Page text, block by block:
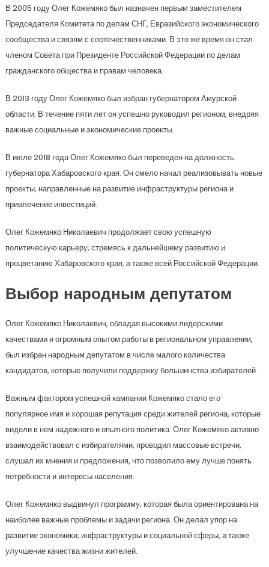
В 2005 году Олег Кожемяко был назначен первым заместителем
Председателя Комитета по делам СНГ, Евразийского экономического
сообщества и связям с соотечественниками. В это же время он стал
членом Совета при Президенте Российской Федерации по делам
гражданского общества и правам человека.
В 2013 году Олег Кожемяко был избран губернатором Амурской
области. В течение пяти лет он успешно руководил регионом, внедряя
важные социальные и экономические проекты.
В июле 2018 года Олег Кожемяко был переведен на должность
губернатора Хабаровского края. Он смело начал реализовывать новые
проекты, направленные на развитие инфраструктуры региона и
привлечение инвестиций.
Олег Кожемяко Николаевич продолжает свою успешную
политическую карьеру, стремясь к дальнейшему развитию и
процветанию Хабаровского края, а также всей Российской Федерации.
Выбор народным депутатом
Олег Кожемяко Николаевич, обладая высокими лидерскими
качествами и огромным опытом работы в региональном управлении,
был избран народным депутатом в числе малого количества
кандидатов, которые получили поддержку большинства избирателей.
Важным фактором успешной кампании Кожемяко стало его
популярное имя и хорошая репутация среди жителей региона, которые
видели в нем надежного и опытного политика. Олег Кожемяко активно
взаимодействовал с избирателями, проводил массовые встречи,
слушал их мнения и предложения, что позволило ему лучше понять
потребности и интересы населения.
Олег Кожемяко выдвинул программу, которая была ориентирована на
наиболее важные проблемы и задачи региона. Он делал упор на
развитие экономики, инфраструктуры и социальной сферы, а также
улучшение качества жизни жителей.